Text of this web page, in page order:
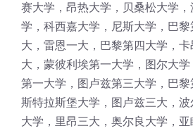
赛大学，昂热大学，贝桑松大学
学，科西嘉大学，尼斯大学，巴
大，雷恩一大，巴黎第四大学，
大，蒙彼利埃第一大学，图尔大学
第一大学，图卢兹第三大学，巴黎
斯特拉斯堡大学，图卢兹三大，
大学，里昂三大，奥尔良大学，亚